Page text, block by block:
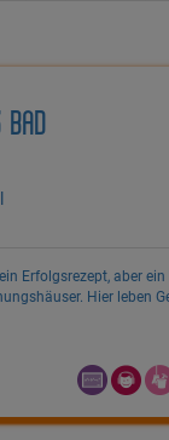
BAD
Erfolgsrezept, aber
Hier leben